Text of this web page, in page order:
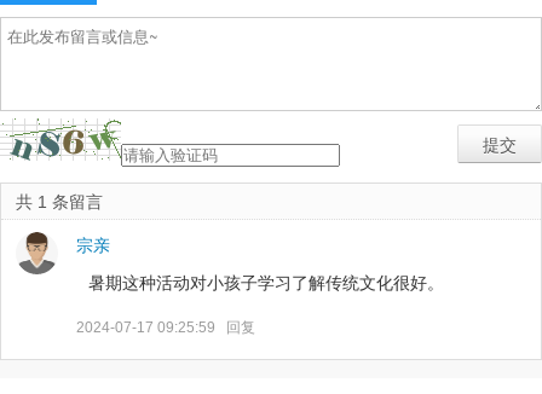
共 1 条留言
宗亲
暑期这种活动对小孩子学习了解传统文化很好。
2024-07-17 09:25:59 回复